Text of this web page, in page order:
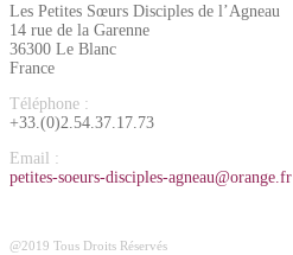
Les Petites Sœurs Disciples de l’Agneau
14 rue de la Garenne
36300 Le Blanc
France
Téléphone :
+33.(0)2.54.37.17.73
Email :
petites-soeurs-disciples-agneau@orange.fr
@2019 Tous Droits Réservés